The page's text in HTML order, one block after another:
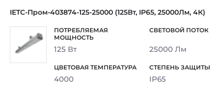
IETC-Пром-403874-125-25000 (125Вт, IP65, 25000Лм, 4К)
125 Вт 25000 Лм
4000 IP65